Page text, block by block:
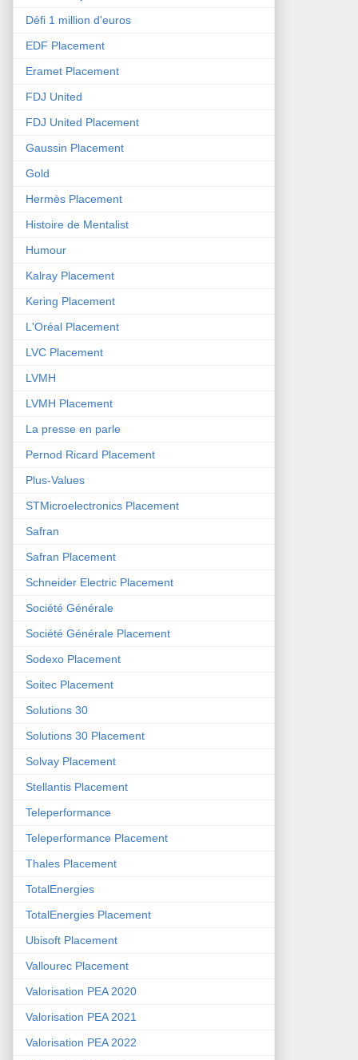
Défi 1 million d'euros
EDF Placement
Eramet Placement
FDJ United
FDJ United Placement
Gaussin Placement
Gold
Hermès Placement
Histoire de Mentalist
Humour
Kalray Placement
Kering Placement
L'Oréal Placement
LVC Placement
LVMH
LVMH Placement
La presse en parle
Pernod Ricard Placement
Plus-Values
STMicroelectronics Placement
Safran
Safran Placement
Schneider Electric Placement
Société Générale
Société Générale Placement
Sodexo Placement
Soitec Placement
Solutions 30
Solutions 30 Placement
Solvay Placement
Stellantis Placement
Teleperformance
Teleperformance Placement
Thales Placement
TotalEnergies
TotalEnergies Placement
Ubisoft Placement
Vallourec Placement
Valorisation PEA 2020
Valorisation PEA 2021
Valorisation PEA 2022